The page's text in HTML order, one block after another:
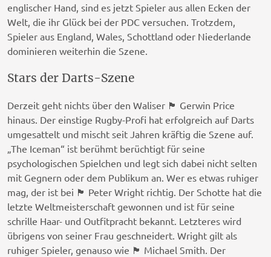
englischer Hand, sind es jetzt Spieler aus allen Ecken der
Welt, die ihr Glück bei der PDC versuchen. Trotzdem,
Spieler aus England, Wales, Schottland oder Niederlande
dominieren weiterhin die Szene.
Stars der Darts-Szene
Derzeit geht nichts über den Waliser 🏴󠁧󠁢󠁷󠁬󠁳󠁿 Gerwin Price
hinaus. Der einstige Rugby-Profi hat erfolgreich auf Darts
umgesattelt und mischt seit Jahren kräftig die Szene auf.
„The Iceman“ ist berühmt berüchtigt für seine
psychologischen Spielchen und legt sich dabei nicht selten
mit Gegnern oder dem Publikum an. Wer es etwas ruhiger
mag, der ist bei 🏴󠁧󠁢󠁳󠁣󠁴󠁿 Peter Wright richtig. Der Schotte hat die
letzte Weltmeisterschaft gewonnen und ist für seine
schrille Haar- und Outfitpracht bekannt. Letzteres wird
übrigens von seiner Frau geschneidert. Wright gilt als
ruhiger Spieler, genauso wie 🏴󠁧󠁢󠁥󠁮󠁧󠁿 Michael Smith. Der